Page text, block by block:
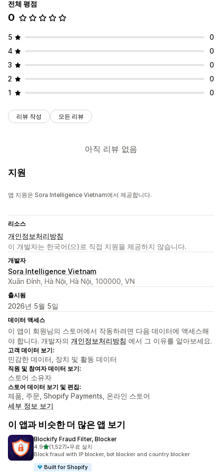
전체 평점
0
5
0
4
0
3
0
2
0
1
0
리뷰 작성 모든 리뷰
아직 리뷰 없음
지원
앱 지원은 Sora Intelligence Vietnam에서 제공합니다.
리소스
개인정보처리방침
이 개발자는 한국어(으)로 직접 지원을 제공하지 않습니다.
개발자
Sora Intelligence Vietnam
Xuân Đỉnh, Hà Nội, Hà Nội, 100000, VN
출시됨
2026년 5월 5일
데이터 액세스
이 앱이 회원님의 스토어에서 작동하려면 다음 데이터에 액세스해
야 합니다. 개발자의 개인정보처리방침 에서 그 이유를 알아보세요.
고객 데이터 보기:
민감한 데이터, 장치 및 활동 데이터
직원 및 참여자 데이터 보기:
스토어 소유자
스토어 데이터 보기 및 편집:
제품, 주문, Shopify Payments, 온라인 스토어
세부 정보 보기
이 앱과 비슷한 더 많은 앱 보기
Blockify Fraud Filter, Blocker
4.9별 5개 중
(1,527)
총 리뷰 1527개
•무료 설치
Block fraud with IP blocker, bot blocker and country blocker
Built for Shopify